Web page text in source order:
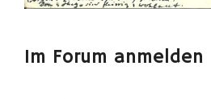
Im Forum anmelden